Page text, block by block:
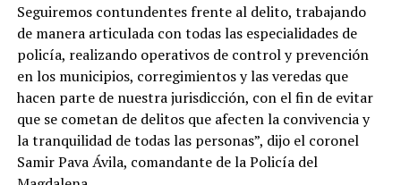
Seguiremos contundentes frente al delito, trabajando
de manera articulada con todas las especialidades de
policía, realizando operativos de control y prevención
en los municipios, corregimientos y las veredas que
hacen parte de nuestra jurisdicción, con el fin de evitar
que se cometan de delitos que afecten la convivencia y
la tranquilidad de todas las personas”, dijo el coronel
Samir Pava Ávila, comandante de la Policía del